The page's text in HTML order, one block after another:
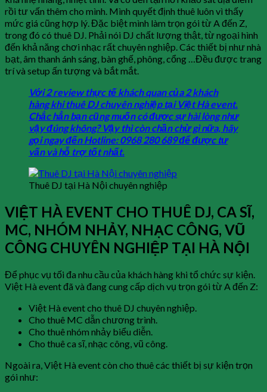
rồi tư vấn thêm cho mình. Mình quyết định thuê luôn vì thấy
mức giá cũng hợp lý. Đặc biệt mình làm trọn gói từ A đến Z,
trong đó có thuê DJ. Phải nói DJ chất lượng thật, từ ngoại hình
đến khả năng chơi nhạc rất chuyên nghiệp. Các thiết bị như nhà
bạt, âm thanh ánh sáng, bàn ghế, phông, cổng …Đều được trang
trí và setup ấn tượng và bắt mắt.
Với 2 review thực tế khách quan của 2 khách
hàng khi thuê DJ chuyên nghiệp tại Việt Hà event.
Chắc hẳn bạn cũng muốn có được sự hài lòng như
vậy đúng không? Vậy thì còn chần chừ gì nữa, hãy
gọi ngay đến Hotline: 0968 280 689 để được tư
vấn và hỗ trợ tốt nhất.
Thuê DJ tại Hà Nội chuyên nghiệp
VIỆT HÀ EVENT CHO THUÊ DJ, CA SĨ,
MC, NHÓM NHẢY, NHẠC CÔNG, VŨ
CÔNG CHUYÊN NGHIỆP TẠI HÀ NỘI
Để phục vụ tối đa nhu cầu của khách hàng khi tổ chức sự kiện.
Việt Hà event đã và đang cung cấp dịch vụ trọn gói từ A đến Z:
Việt Hà event cho thuê DJ chuyên nghiệp.
Cho thuê MC dẫn chương trình.
Cho thuê nhóm nhảy biểu diễn.
Cho thuê ca sĩ, nhạc công, vũ công.
Ngoài ra, Việt Hà event còn cho thuê các thiết bị sự kiện trọn
gói như: